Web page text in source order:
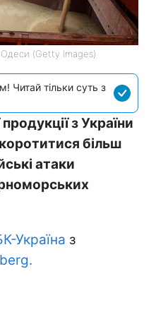
Одеси (Getty Images)
Читай тільки суть з
з України
більш
атаки
Україна з